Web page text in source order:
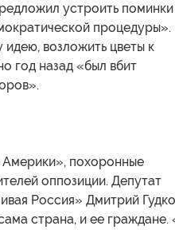
устроить
процедуры».
возложить цветы к
год назад «был вбит
Америки», похоронные
оппозиции. Депутат
Россия» Дмитрий
страна, и ее граждане.